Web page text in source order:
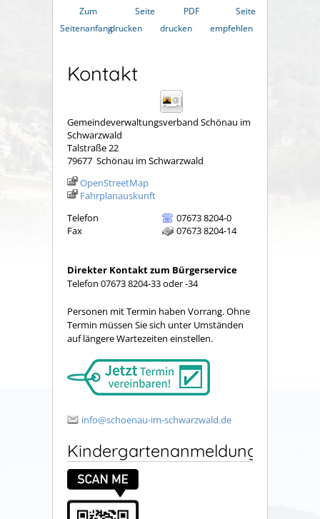
Zum
Seitenanfang
Seite
drucken
PDF
drucken
Seite
empfehlen
Kontakt
Gemeindeverwaltungsverband Schönau im
Schwarzwald
Talstraße 22
79677 Schönau im Schwarzwald
OpenStreetMap
Fahrplanauskunft
Telefon
07673 8204-0
Fax
07673 8204-14
Direkter Kontakt zum Bürgerservice
Telefon 07673 8204-33 oder -34
Personen mit Termin haben Vorrang. Ohne
Termin müssen Sie sich unter Umständen
auf längere Wartezeiten einstellen.
info@schoenau-im-schwarzwald.de
Kindergartenanmeldung